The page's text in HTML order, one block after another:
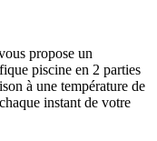
propose un
piscine en 2 parties
à une température de
instant de votre